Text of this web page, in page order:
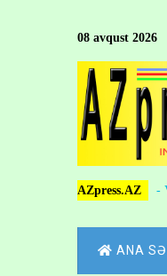
08 avqust 2026
AZpress.AZ -
MAINANA